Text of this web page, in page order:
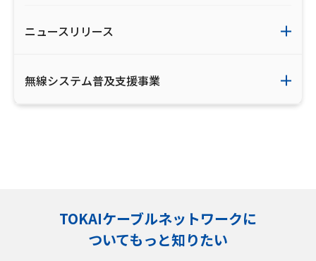
ニュースリリース
無線システム普及支援事業
TOKAIケーブルネットワークに
ついてもっと知りたい